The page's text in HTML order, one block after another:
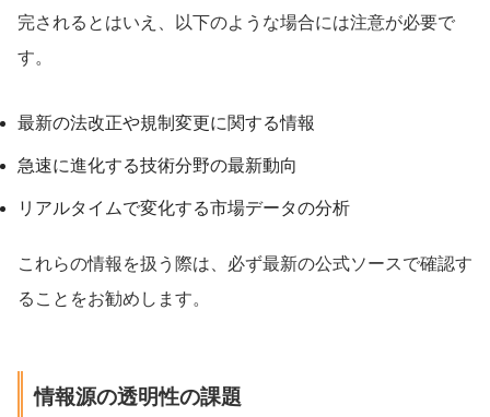
完されるとはいえ、以下のような場合には注意が必要で
す。
最新の法改正や規制変更に関する情報
急速に進化する技術分野の最新動向
リアルタイムで変化する市場データの分析
これらの情報を扱う際は、必ず最新の公式ソースで確認す
ることをお勧めします。
情報源の透明性の課題